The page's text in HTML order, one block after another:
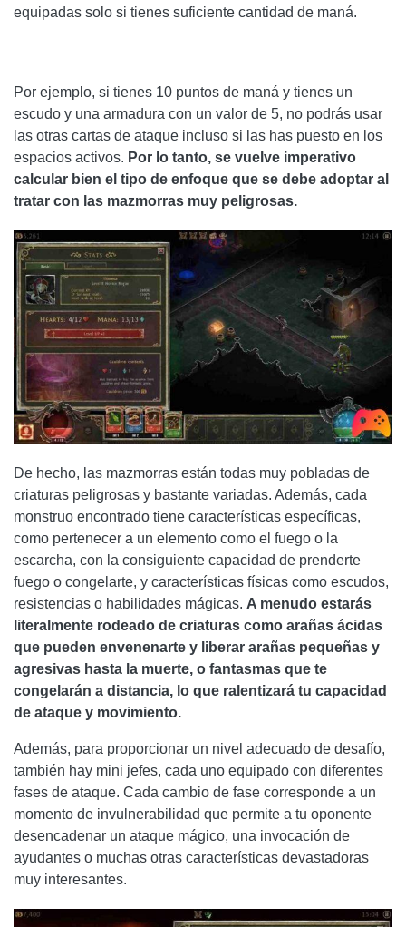
equipadas solo si tienes suficiente cantidad de maná.
Por ejemplo, si tienes 10 puntos de maná y tienes un
escudo y una armadura con un valor de 5, no podrás usar
las otras cartas de ataque incluso si las has puesto en los
espacios activos. Por lo tanto, se vuelve imperativo
calcular bien el tipo de enfoque que se debe adoptar al
tratar con las mazmorras muy peligrosas.
De hecho, las mazmorras están todas muy pobladas de
criaturas peligrosas y bastante variadas. Además, cada
monstruo encontrado tiene características específicas,
como pertenecer a un elemento como el fuego o la
escarcha, con la consiguiente capacidad de prenderte
fuego o congelarte, y características físicas como escudos,
resistencias o habilidades mágicas. A menudo estarás
literalmente rodeado de criaturas como arañas ácidas
que pueden envenenarte y liberar arañas pequeñas y
agresivas hasta la muerte, o fantasmas que te
congelarán a distancia, lo que ralentizará tu capacidad
de ataque y movimiento.
Además, para proporcionar un nivel adecuado de desafío,
también hay mini jefes, cada uno equipado con diferentes
fases de ataque. Cada cambio de fase corresponde a un
momento de invulnerabilidad que permite a tu oponente
desencadenar un ataque mágico, una invocación de
ayudantes o muchas otras características devastadoras
muy interesantes.